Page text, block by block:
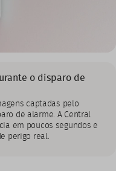
o disparo de
captadas pelo
de alarme. A Central
em poucos segundos e
perigo real.